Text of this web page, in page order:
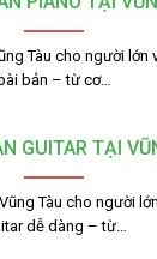
Tàu cho người lớn
bài bản – từ cơ…
GUITAR TẠI
Tàu cho người
dễ dàng – từ…